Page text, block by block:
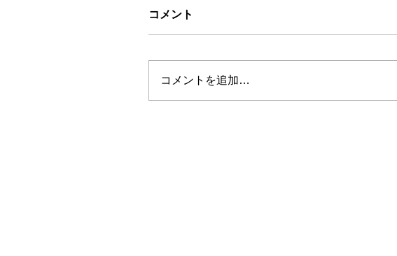
コメント
コメントを追加…